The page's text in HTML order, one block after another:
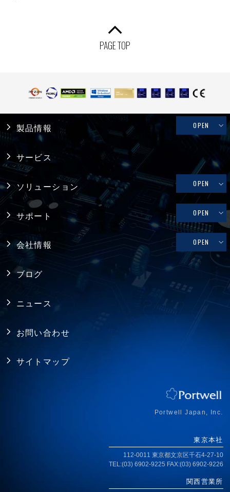
PAGE TOP
製品情報 OPEN
産業用PC
システム製品
産業用マザーボード
コンピュータ・オン・モジュール
シングルボードコンピュータ
バックプレーン
ジャパンプレミアム
サービス
ソリューション OPEN
リテール・物流
メディカル
ファクトリーオートメーション
サポート OPEN
修理依頼、技術的なお問い合わせ
会社情報 OPEN
採用情報
ISO認証取得
ブログ
ニュース
お問い合わせ
サイトマップ
Portwell Japan, Inc.
東京本社
112-0011 東京都文京区千石4-27-10
TEL:(03) 6902-9225 FAX:(03) 6902-9226
関西営業所